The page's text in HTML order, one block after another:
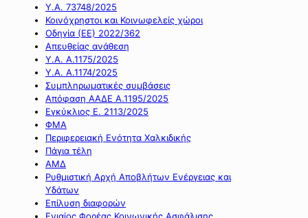
Υ.Α. 73748/2025
Κοινόχρηστοι και Κοινωφελείς χώροι
Οδηγία (ΕΕ) 2022/362
Απευθείας ανάθεση
Υ.Α. Α.1175/2025
Υ.Α. Α.1174/2025
Συμπληρωματικές συμβάσεις
Απόφαση ΑΑΔΕ Α.1195/2025
Εγκύκλιος Ε. 2113/2025
ΦΜΑ
Περιφερειακή Ενότητα Χαλκιδικής
Πάγια τέλη
ΑΜΔ
Ρυθμιστική Αρχή Αποβλήτων Ενέργειας και
Υδάτων
Επίλυση διαφορών